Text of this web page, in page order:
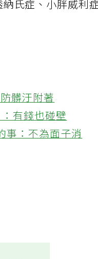
氏症、小胖威利
髒汙附著
有錢也碰壁
事：不為面子消